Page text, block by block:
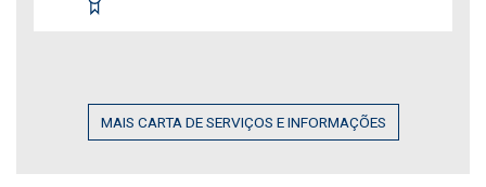
MAIS CARTA DE SERVIÇOS E INFORMAÇÕES